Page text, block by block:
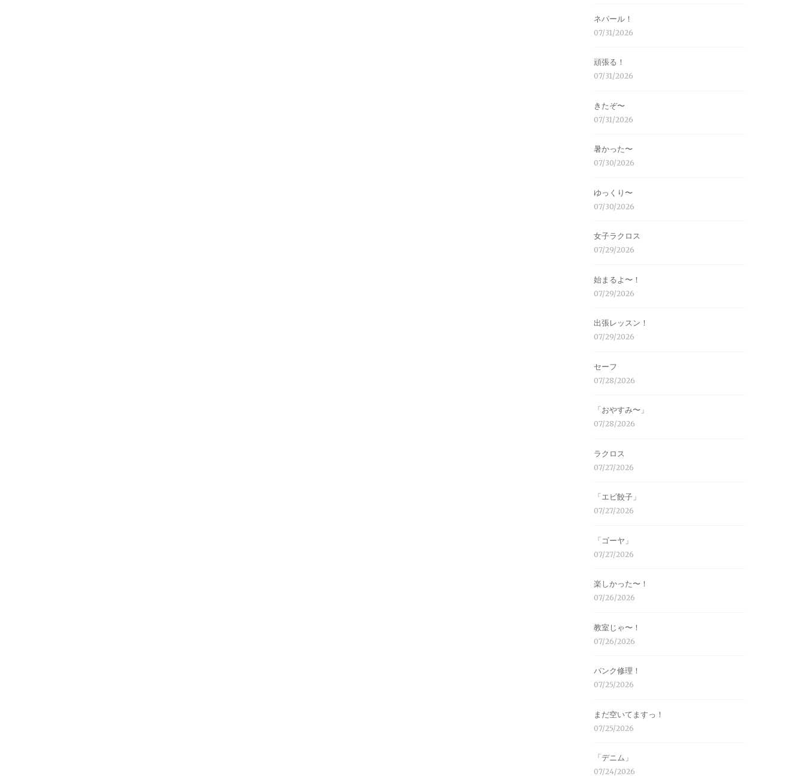
ネパール！
07/31/2026
頑張る！
07/31/2026
きたぞ〜
07/31/2026
暑かった〜
07/30/2026
ゆっくり〜
07/30/2026
女子ラクロス
07/29/2026
始まるよ〜！
07/29/2026
出張レッスン！
07/29/2026
セーフ
07/28/2026
「おやすみ〜」
07/28/2026
ラクロス
07/27/2026
「エビ餃子」
07/27/2026
「ゴーヤ」
07/27/2026
楽しかった〜！
07/26/2026
教室じゃ〜！
07/26/2026
パンク修理！
07/25/2026
まだ空いてますっ！
07/25/2026
「デニム」
07/24/2026